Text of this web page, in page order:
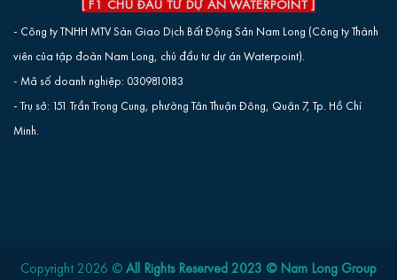
- Công ty TNHH MTV Sàn Giao Dịch Bất Động Sản Nam Long (Công ty Thành
viên của tập đoàn Nam Long, chủ đầu tư dự án Waterpoint).
- Mã số doanh nghiệp: 0309810183
- Trụ sở: 151 Trần Trọng Cung, phường Tân Thuận Đông, Quận 7, Tp. Hồ Chí
Minh.
Copyright 2026 ©All Rights Reserved 2023 © Nam Long Group